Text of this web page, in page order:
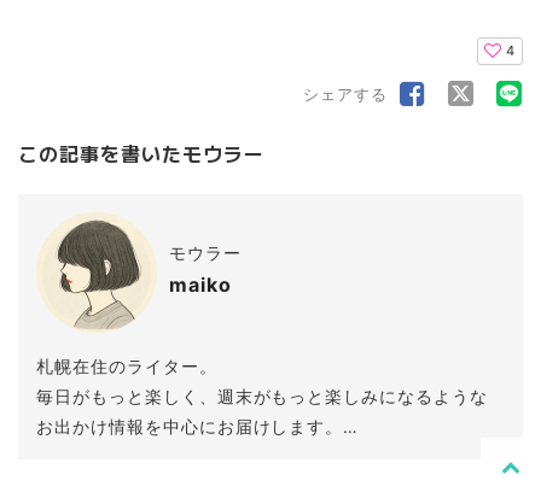
4
シェアする
この記事を書いたモウラー
モウラー
maiko
札幌在住のライター。
毎日がもっと楽しく、週末がもっと楽しみになるような
お出かけ情報を中心にお届けします。